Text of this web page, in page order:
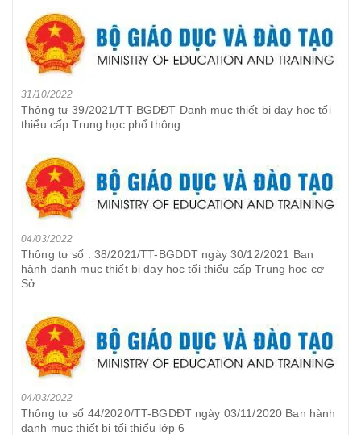
31/10/2022
Thông tư 39/2021/TT-BGDĐT Danh mục thiết bị dạy học tối
thiểu cấp Trung học phổ thông
04/03/2022
Thông tư số : 38/2021/TT-BGDDT ngày 30/12/2021 Ban
hành danh mục thiết bị dạy học tối thiểu cấp Trung học cơ
Sở
04/03/2022
Thông tư số 44/2020/TT-BGDĐT ngày 03/11/2020 Ban hành
danh mục thiết bị tối thiểu lớp 6